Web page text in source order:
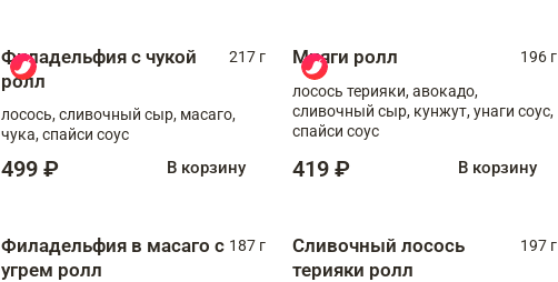
Филадельфия с чукой
ролл
217 г
лосось, сливочный сыр, масаго,
чука, спайси соус
499 ₽ В корзину
Мияги ролл
196 г
лосось терияки, авокадо,
сливочный сыр, кунжут, унаги соус,
спайси соус
419 ₽ В корзину
Филадельфия в масаго с
угрем ролл
187 г
Сливочный лосось
терияки ролл
197 г